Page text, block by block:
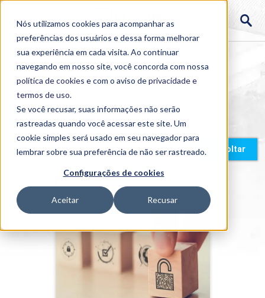
Nós utilizamos cookies para acompanhar as
preferências dos usuários e dessa forma melhorar
sua experiência em cada visita. Ao continuar
navegando em nosso site, você concorda com nossa
política de cookies e com o aviso deprivacidade e
termos de uso.
Se você recusar, suas informações não serão
rastreadas quando você acessar este site. Um
cookie simples será usado em seu navegador para
lembrar sobre sua preferência de não ser rastreado.
Configurações de cookies
Aceitar Recusar
Home > Cursos > EAD >Graduação
Voltar
Cursos EAD
Detalhes do curso
Ir para Inscrição